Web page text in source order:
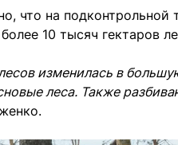
что на
10 тысяч гектаров
изменилась в
леса. Также